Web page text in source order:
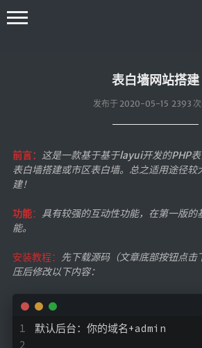
表白墙网站搭建
发布于 2020-05-15 2393 次
前言： 这是一款基于基于layui开发的PHP
表白墙搭建或市区表白墙。总之适用途径较
建！
功能： 具有较强的互动性功能，在第一版的
能。
安装教程：
先下载源码（文章底部按钮点击
压后修改以下内容：
默认后台：你的域名+admin
关于本站
友情协议
时光轴